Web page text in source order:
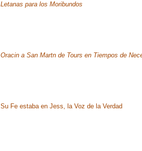
Letanas para los Moribundos
Oracin a San Martn de Tours en Tiempos de
Su Fe estaba en Jess, la Voz de la Verdad